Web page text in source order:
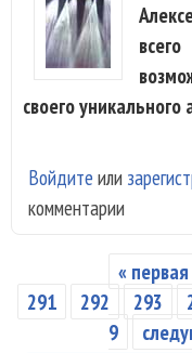
своего уникального
Войдите или
комментарии
Страницы
« первая
291
292 293
9